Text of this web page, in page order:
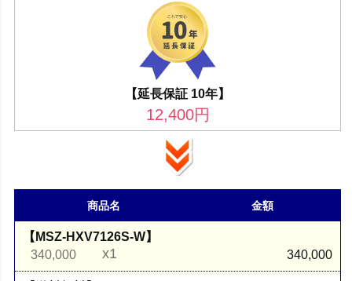
【延長保証 10年】
12,400円
商品名 金額
【MSZ-HXV7126S-W】
340,000
x1 340,000